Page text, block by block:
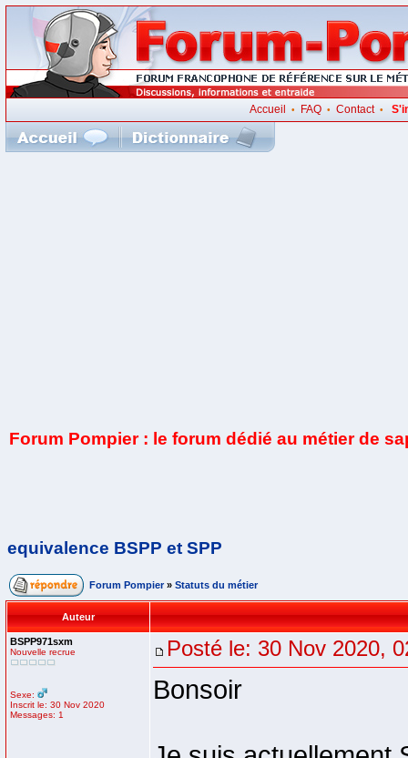
Accueil • FAQ• Contact•
Forum Pompier : le forum dédié au métier de
equivalence BSPP et SPP
Forum Pompier » Statuts du métier
Auteur
BSPP971sxm
Nouvelle recrue
Sexe:
Inscrit le: 30 Nov 2020
Messages: 1
Posté le: 30 Nov 2020,
Bonsoir